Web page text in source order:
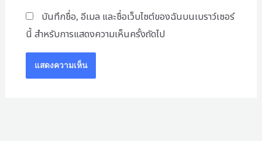
บันทึกชื่อ, อีเมล และชื่อเว็บไซต์ของฉันบนเบราว์เซอร์
นี้ สำหรับการแสดงความเห็นครั้งถัดไป